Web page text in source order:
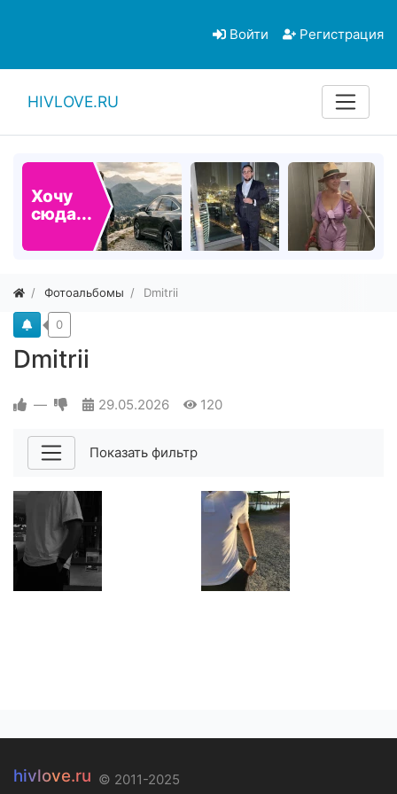
Войти Регистрация
HIVLOVE.RU
Хочу
сюда...
Фотоальбомы Dmitrii
Dmitrii
0
— 29.05.2026 120
Показать фильтр
hivlove.ru © 2011-2025